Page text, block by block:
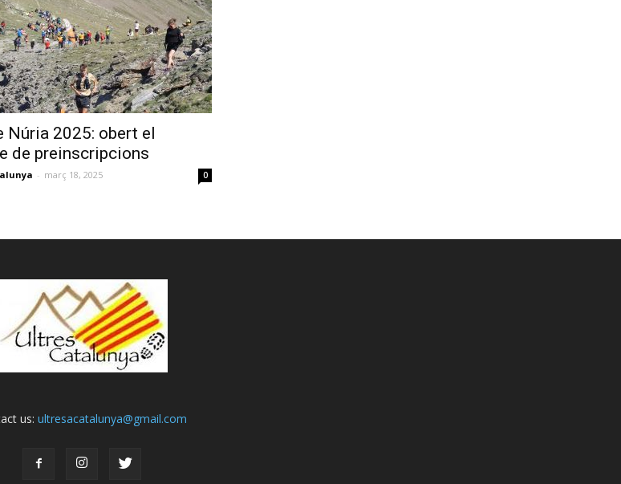
Núria 2025: obert el
de preinscripcions
- març 18, 2025 0
us:ultresacatalunya@gmail.com